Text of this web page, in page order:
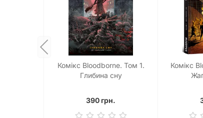
Комікс Bloodborne. Том 1.
Глибина сну
390 грн.
Комікс